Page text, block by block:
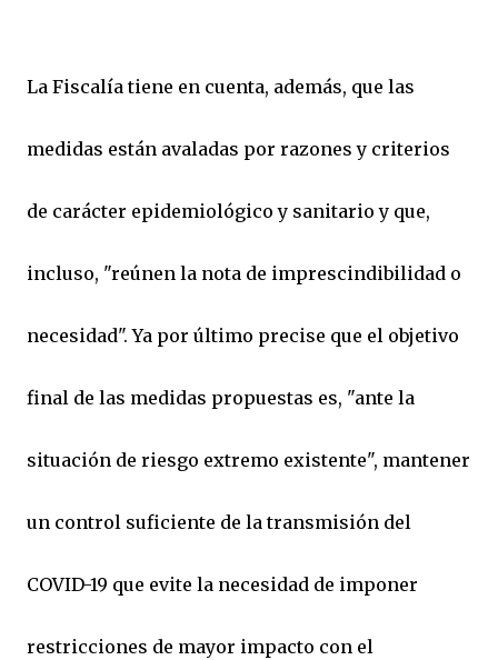
La Fiscalía tiene en cuenta, además, que las
medidas están avaladas por razones y criterios
de carácter epidemiológico y sanitario y que,
incluso, "reúnen la nota de imprescindibilidad o
necesidad". Ya por último precise que el objetivo
final de las medidas propuestas es, "ante la
situación de riesgo extremo existente", mantener
un control suficiente de la transmisión del
COVID-19 que evite la necesidad de imponer
restricciones de mayor impacto con el